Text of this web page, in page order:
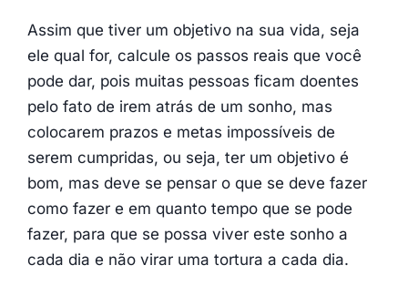
Assim que tiver um objetivo na sua vida, seja
ele qual for, calcule os passos reais que você
pode dar, pois muitas pessoas ficam doentes
pelo fato de irem atrás de um sonho, mas
colocarem prazos e metas impossíveis de
serem cumpridas, ou seja, ter um objetivo é
bom, mas deve se pensar o que se deve fazer
como fazer e em quanto tempo que se pode
fazer, para que se possa viver este sonho a
cada dia e não virar uma tortura a cada dia.